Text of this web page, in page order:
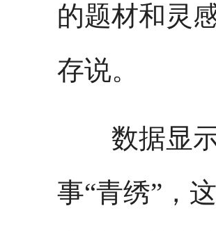
的题材和灵
存说。
数据显示
事“青绣”，